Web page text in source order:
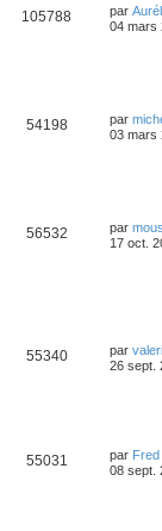
105788 par
04 mars
54198 par
03 mars
56532 par
17 oct.
55340 par
26 sept.
55031 par
08 sept.